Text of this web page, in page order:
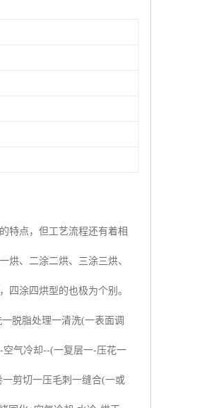
特点，但工艺流程还有着相
烘、二涂二烘、三涂三烘、
四涂四烘型的也极为个别。
脱脂处理一清洗(一表面调
气冷却--(一复层一-压花一
剪切一压毛刺一缝合(一或